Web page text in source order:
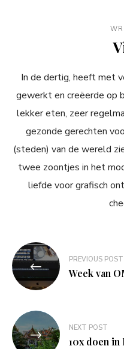
In de dertig, heeft met
gewerkt en creëerde op
lekker eten, zeer
gezonde gerechten
(steden) van de wereld
twee zoontjes in het
liefde voor grafisch
Bericht
navigatie
PREVIOUS POST
Week van
NEXT POST
10x doen in